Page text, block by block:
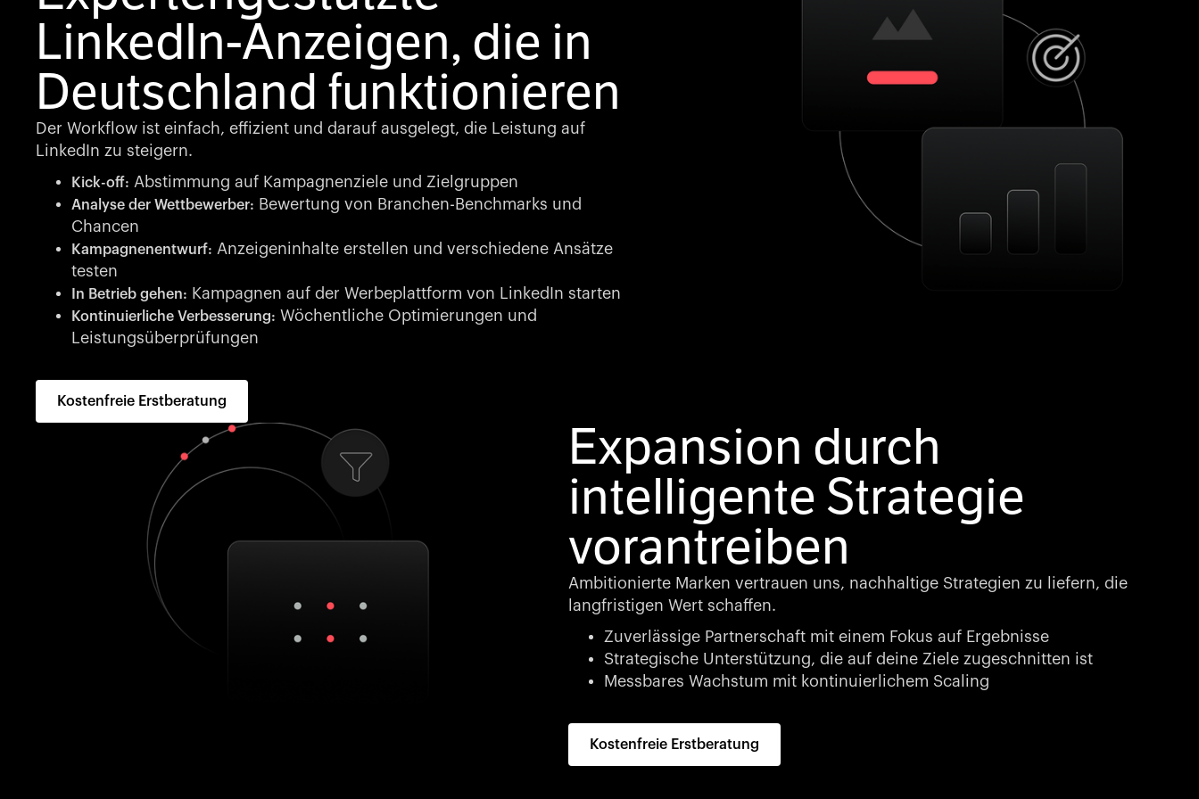
LinkedIn-Anzeigen, die in
Deutschland funktionieren
Der Workflow ist einfach, effizient und darauf ausgelegt, die Leistung auf
LinkedIn zu steigern.
Kick-off: Abstimmung auf Kampagnenziele und Zielgruppen
Analyse der Wettbewerber: Bewertung von Branchen-Benchmarks und
Chancen
Kampagnenentwurf: Anzeigeninhalte erstellen und verschiedene Ansätze
testen
In Betrieb gehen: Kampagnen auf der Werbeplattform von LinkedIn starten
Kontinuierliche Verbesserung: Wöchentliche Optimierungen und
Leistungsüberprüfungen
Kostenfreie Erstberatung
Expansion durch
intelligente Strategie
vorantreiben
Ambitionierte Marken vertrauen uns, nachhaltige Strategien zu liefern, die
langfristigen Wert schaffen.
Zuverlässige Partnerschaft mit einem Fokus auf Ergebnisse
Strategische Unterstützung, die auf deine Ziele zugeschnitten ist
Messbares Wachstum mit kontinuierlichem Scaling
Kostenfreie Erstberatung